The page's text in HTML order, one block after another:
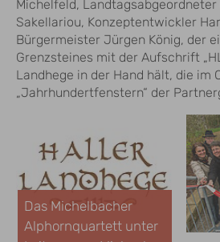
Michelfeld,
Sakellariou, Konzeptentwickler
Bürgermeister Jürgen König, der
Grenzsteines mit der Aufschrift
Landhege in der Hand hält, die im
„Jahrhundertfenstern“ der
Das Michelbacher
Alphornquartett unter